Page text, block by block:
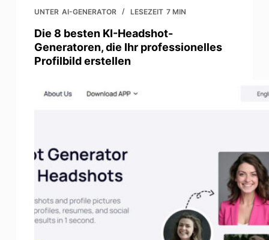
UNTER AI-GENERATOR LESEZEIT 7 MIN
Die 8 besten KI-Headshot-
Generatoren, die Ihr professionelles
Profilbild erstellen